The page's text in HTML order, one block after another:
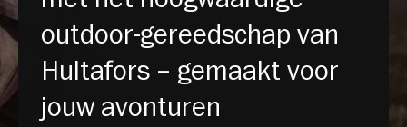
outdoor-gereedschap van
Hultafors – gemaakt voor
jouw avonturen